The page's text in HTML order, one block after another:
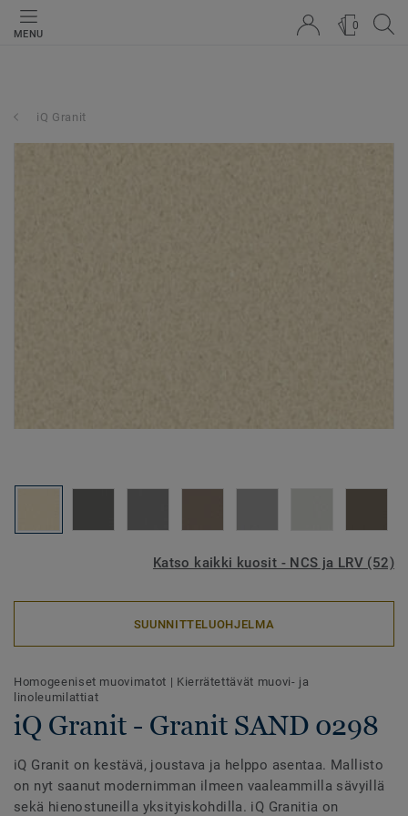
MENU
0
iQ Granit
Katso kaikki kuosit - NCS ja LRV (52)
SUUNNITTELUOHJELMA
Homogeeniset muovimatot | Kierrätettävät muovi- ja
linoleumilattiat
iQ Granit - Granit SAND 0298
iQ Granit on kestävä, joustava ja helppo asentaa. Mallisto
on nyt saanut modernimman ilmeen vaaleammilla sävyillä
sekä hienostuneilla yksityiskohdilla. iQ Granitia on